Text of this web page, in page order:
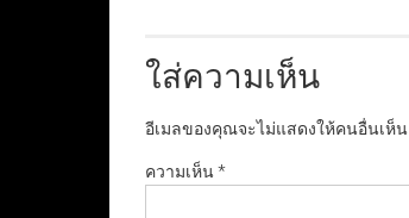
ใส่ความเห็น
อีเมลของคุณจะไม่แสดงให้คนอื่นเห็น
ความเห็น*